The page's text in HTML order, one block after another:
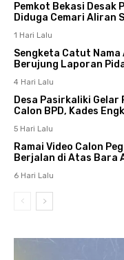
Pemkot Bekasi Desak
Diduga Cemari Aliran
1 Hari Lalu
Sengketa Catut
Berujung Laporan
4 Hari Lalu
Desa Pasirkaliki Gelar
Calon BPD, Kades
5 Hari Lalu
Ramai Video Calon
Berjalan di Atas Bara
6 Hari Lalu